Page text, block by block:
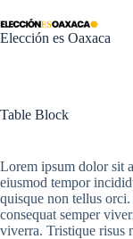
al
contenido
Elección es Oaxaca
Table Block
Lorem ipsum dolor sit
eiusmod tempor
quisque non tellus
consequat semper
viverra. Tristique risus